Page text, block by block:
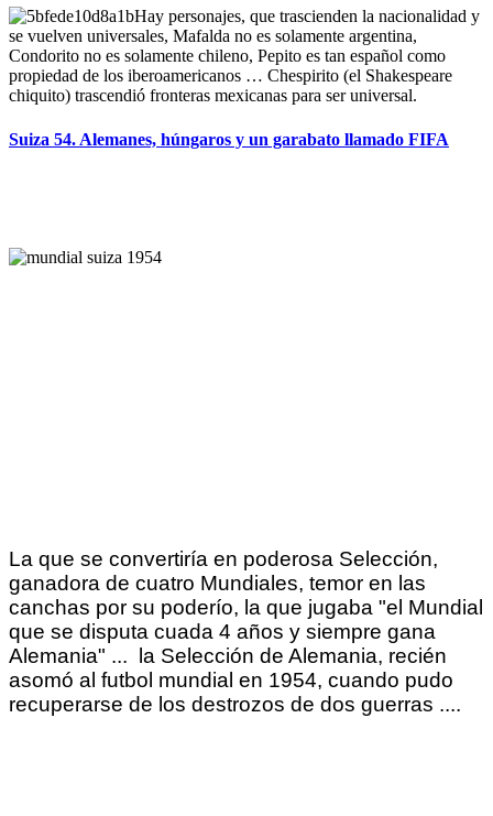
Hay personajes, que trascienden la nacionalidad y
se vuelven universales, Mafalda no es solamente argentina,
Condorito no es solamente chileno, Pepito es tan español como
propiedad de los iberoamericanos … Chespirito (el Shakespeare
chiquito) trascendió fronteras mexicanas para ser universal.
Suiza 54. Alemanes, húngaros y un garabato llamado FIFA
La que se convertiría en poderosa Selección,
ganadora de cuatro Mundiales, temor en las
canchas por su poderío, la que jugaba "el Mundial
que se disputa cuada 4 años y siempre gana
Alemania" ... la Selección de Alemania, recién
asomó al futbol mundial en 1954, cuando pudo
recuperarse de los destrozos de dos guerras ....